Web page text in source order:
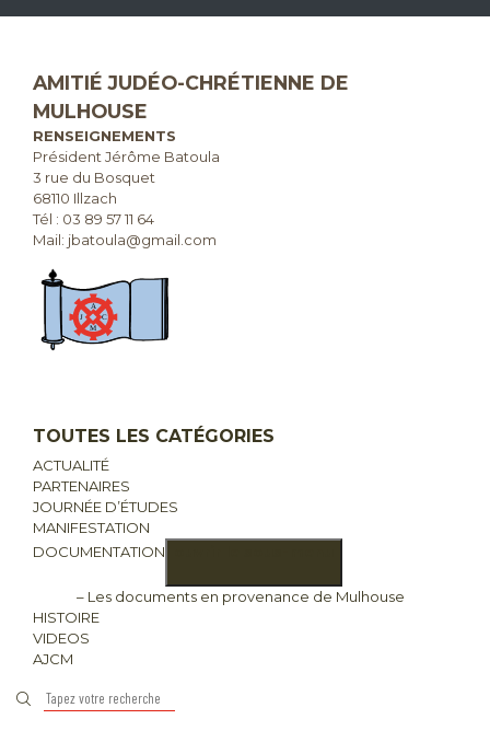
AMITIÉ JUDÉO-CHRÉTIENNE DE
MULHOUSE
RENSEIGNEMENTS
Président Jérôme Batoula
3 rue du Bosquet
68110 Illzach
Tél : 03 89 57 11 64
Mail: jbatoula@gmail.com
TOUTES LES CATÉGORIES
ACTUALITÉ
PARTENAIRES
JOURNÉE D’ÉTUDES
MANIFESTATION
DOCUMENTATION
– Les documents en provenance de Mulhouse
HISTOIRE
VIDEOS
AJCM